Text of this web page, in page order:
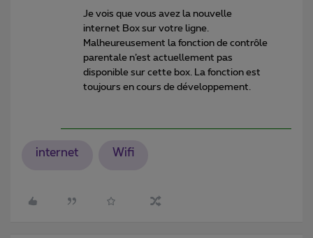
Je vois que vous avez la nouvelle
internet Box sur votre ligne.
Malheureusement la fonction de contrôle
parentale n’est actuellement pas
disponible sur cette box. La fonction est
toujours en cours de développement.
internet Wifi